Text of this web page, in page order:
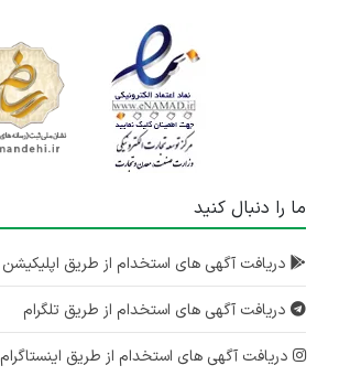
ما را دنبال کنید
دریافت آگهی های استخدام از طریق اپلیکیشن
دریافت آگهی های استخدام از طریق تلگرام
دریافت آگهی های استخدام از طریق اینستاگرام